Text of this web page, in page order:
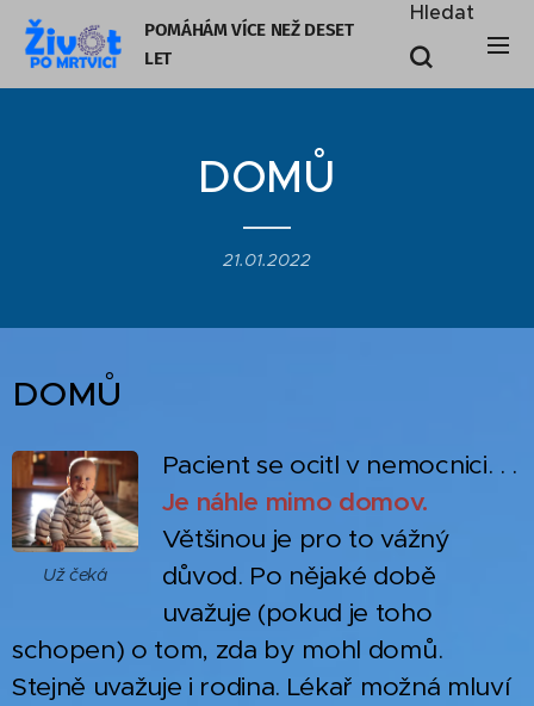
POMÁHÁM VÍCE NEŽ DESET
LET
Hledat
DOMŮ
21.01.2022
DOMŮ
Už čeká
Pacient se ocitl v nemocnici. . .
Je náhle mimo domov.
Většinou je pro to vážný
důvod. Po nějaké době
uvažuje (pokud je toho
schopen) o tom, zda by mohl domů.
Stejně uvažuje i rodina. Lékař možná mluví